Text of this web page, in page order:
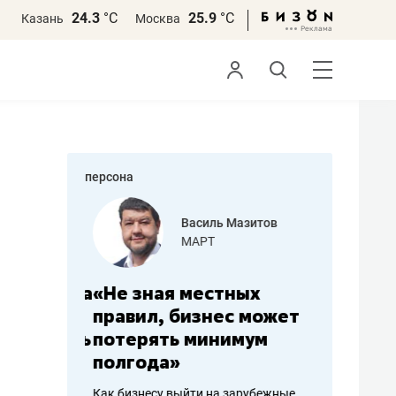
Казань 24.3 °С Москва 25.9 °С
персона
работа
Василь Мазитов
МАРТ
«Не зная местных
правил, бизнес может
потерять минимум
полгода»